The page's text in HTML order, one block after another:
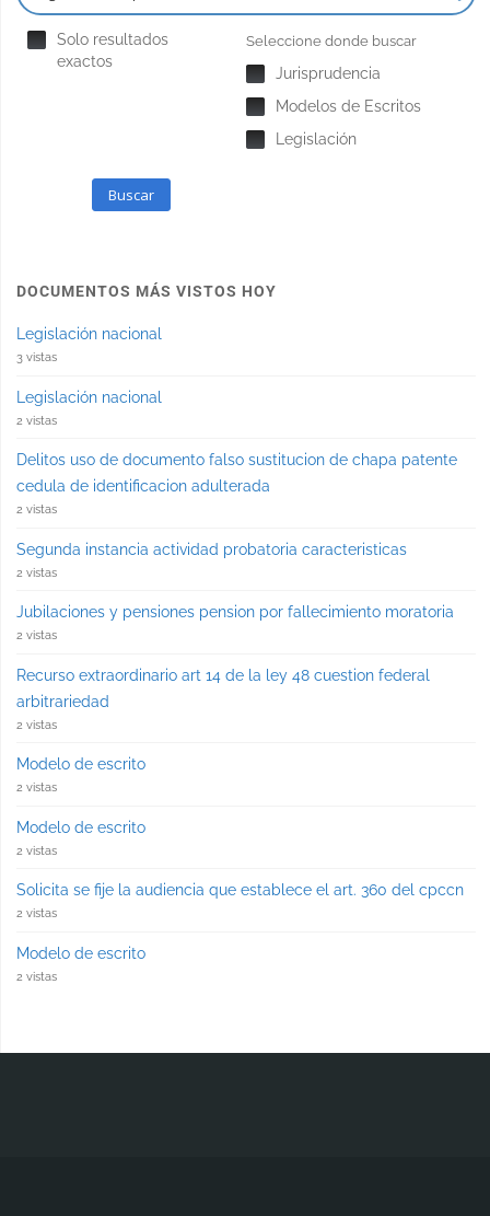
Solo resultados
exactos
Seleccione donde buscar
Jurisprudencia
Modelos de Escritos
Legislación
Buscar
DOCUMENTOS MÁS VISTOS HOY
Legislación nacional
3 vistas
Legislación nacional
2 vistas
Delitos uso de documento falso sustitucion de chapa patente
cedula de identificacion adulterada
2 vistas
Segunda instancia actividad probatoria caracteristicas
2 vistas
Jubilaciones y pensiones pension por fallecimiento moratoria
2 vistas
Recurso extraordinario art 14 de la ley 48 cuestion federal
arbitrariedad
2 vistas
Modelo de escrito
2 vistas
Modelo de escrito
2 vistas
Solicita se fije la audiencia que establece el art. 360 del cpccn
2 vistas
Modelo de escrito
2 vistas